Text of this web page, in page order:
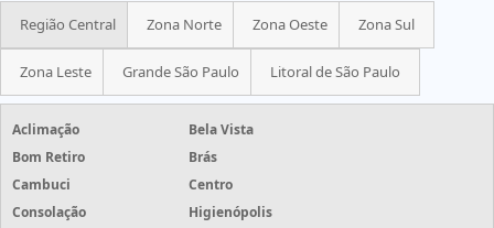
Região Central Zona Norte Zona Oeste Zona Sul
Zona Leste Grande São Paulo Litoral de São Paulo
Aclimação
Bela Vista
Bom Retiro
Brás
Cambuci
Centro
Consolação
Higienópolis